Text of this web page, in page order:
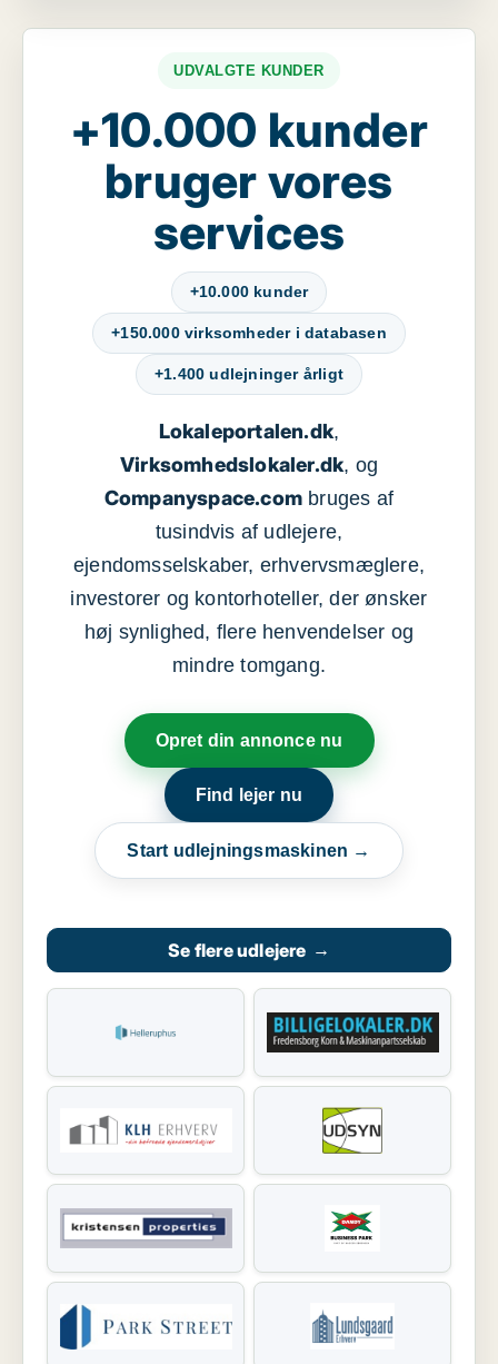
UDVALGTE KUNDER
+10.000 kunder
bruger vores
services
+10.000 kunder
+150.000 virksomheder i databasen
+1.400 udlejninger årligt
Lokaleportalen.dk,
Virksomhedslokaler.dk, og
Companyspace.com bruges af
tusindvis af udlejere,
ejendomsselskaber, erhvervsmæglere,
investorer og kontorhoteller, der ønsker
høj synlighed, flere henvendelser og
mindre tomgang.
Opret din annonce nu
Find lejer nu
Start udlejningsmaskinen →
Se flere udlejere →